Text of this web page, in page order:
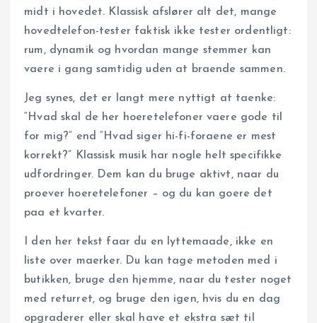
midt i hovedet. Klassisk afslører alt det, mange
hovedtelefon-tester faktisk ikke tester ordentligt:
rum, dynamik og hvordan mange stemmer kan
vaere i gang samtidig uden at braende sammen.
Jeg synes, det er langt mere nyttigt at taenke:
“Hvad skal de her hoeretelefoner vaere gode til
for mig?” end “Hvad siger hi-fi-foraene er mest
korrekt?” Klassisk musik har nogle helt specifikke
udfordringer. Dem kan du bruge aktivt, naar du
proever hoeretelefoner – og du kan goere det
paa et kvarter.
I den her tekst faar du en lyttemaade, ikke en
liste over maerker. Du kan tage metoden med i
butikken, bruge den hjemme, naar du tester noget
med returret, og bruge den igen, hvis du en dag
opgraderer eller skal have et ekstra sæt til